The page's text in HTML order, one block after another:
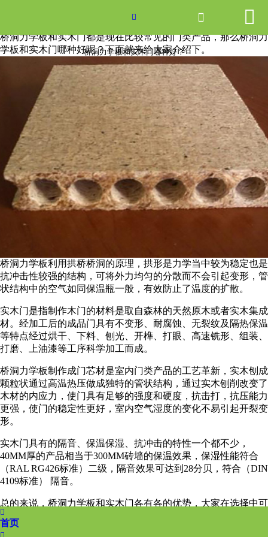
网站首页
产品中心
新闻中心
关于爱游戏ayx体育
走进爱游戏ayx体育
联系我们

桥洞力学板和实木门哪种好？
 
桥洞力学板和实木门哪种好？
桥洞力学板和实木门都是现在比较常见的门类产品，那么桥洞力
学板和实木门哪种好呢？下面就来给大家介绍下。
桥洞力学板利用拱桥桥洞的原理，拱形是力学当中较为稳定也是
抗冲击性较强的结构，可将外力均匀的分散而不会引起变形，管
状结构中的空气如同保温瓶一般，有效防止了温度的扩散。
实木门是指制作木门的材料是取自森林的天然原木或者实木集成
材。经加工后的成品门具有不变形、耐腐蚀、无裂纹及隔热保温
等特点经过烘干、下料、刨光、开榫、打眼、高速铣形、组装、
打磨、上油漆等工序科学加工而成。
桥洞力学板制作成门芯材是室内门类产品的工艺革新，实木刨成
颗粒状通过高温热压做成独特的管状结构，通过实木刨削改变了
木材的内应力，使门具有足够的强度和硬度，抗击打，抗压能力
更强，使门的稳定性更好，室内空气湿度的变化不易引起开裂变
形。
实木门具有的隔音、保温保湿、抗冲击的特性一个都不少，
40MM厚的产品相当于300MM砖墙的保温效果，保湿性能符合
（RAL RG426标准）二级，隔音效果可达到28分贝，符合（DIN
4109标准） 隔音。
总的来说，桥洞力学板和实木门各有各的优势，大家在选择中可
以根据自己的实际使用需求，或者个人喜好进行选购。
上一篇：

首页